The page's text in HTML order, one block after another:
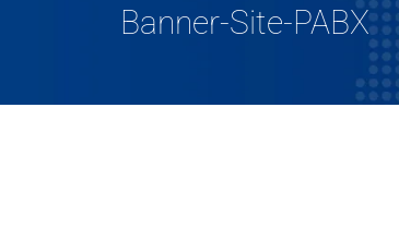
Banner-Site-PABX